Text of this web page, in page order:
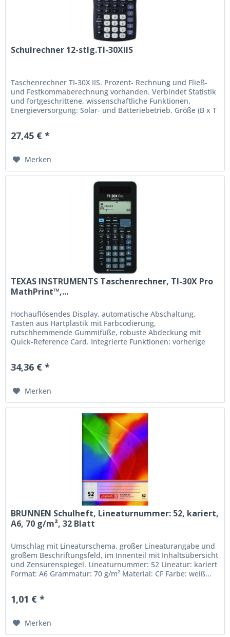
Schulrechner 12-stlg.TI-30XIIS
Taschenrechner TI-30X IIS. Prozent- Rechnung und Fließ-
und Festkommaberechnung vorhanden. Verbindet Statistik
und fortgeschrittene, wissenschaftliche Funktionen.
Energieversorgung: Solar- und Batteriebetrieb. Größe (B x T
27,45 € *
Merken
TEXAS INSTRUMENTS Taschenrechner, TI-30X Pro
MathPrint™,...
Hochauflösendes Display, automatische Abschaltung,
Tasten aus Hartplastik mit Farbcodierung,
rutschhemmende Gummifüße, robuste Abdeckung mit
Quick-Reference Card. Integrierte Funktionen: vorherige
34,36 € *
Merken
BRUNNEN Schulheft, Lineaturnummer: 52, kariert,
A6, 70 g/m², 32 Blatt
Umschlag mit Lineaturschema, großer Lineaturangabe und
großem Beschriftungsfeld, im Innenteil mit Inhaltsübersicht
und Zensurenspiegel. Lineaturnummer: 52 Lineatur: kariert
Format: A6 Grammatur: 70 g/m² Material: CF Farbe: weiß...
1,01 € *
Merken